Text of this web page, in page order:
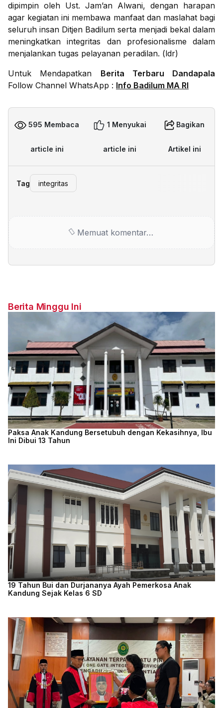
dipimpin oleh Ust. Jam’an Alwani, dengan harapan
agar kegiatan ini membawa manfaat dan maslahat bagi
seluruh insan Ditjen Badilum serta menjadi bekal dalam
meningkatkan integritas dan profesionalisme dalam
menjalankan tugas pelayanan peradilan. (ldr)
Untuk Mendapatkan Berita Terbaru Dandapala
Follow Channel WhatsApp : Info Badilum MA RI
595 Membaca
article ini
1 Menyukai
article ini
Bagikan
Artikel ini
Tag integritas
Memuat komentar…
Berita Minggu Ini
Paksa Anak Kandung Bersetubuh dengan Kekasihnya, Ibu
Ini Dibui 13 Tahun
19 Tahun Bui dan Durjananya Ayah Pemerkosa Anak
Kandung Sejak Kelas 6 SD